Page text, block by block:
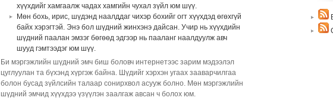
hgd
хүүхдийг хамгаалж чадах хамгийн чухал зүйл юм шүү.
Мөн бохь, ирис, шүдэнд наалддаг чихэр бохийг огт хүүхдэд өгөхгүй
байх хэрэгтэй. Энэ бол шүдний жинхэнэ дайсан. Учир нь хүүхдийн
шүдний паалан эмзэг бөгөөд эдгээр нь пааланг наалдуулж авч
шууд гэмтээдэг юм шүү.
Би мэргэжлийн шүдний эмч биш боловч интернетээс зарим мэдээлэл
цуглуулан та бүхэнд хүргэж байна. Шүдийг хэрхэн угаах зааварчилгаа
болон бусад зүйлсийн талаар сонирхвол асууж болно. Мөн мэргэжлийн
шүдний эмчид хүүхдээ үзүүлэн заалгаж авсан ч болох юм.